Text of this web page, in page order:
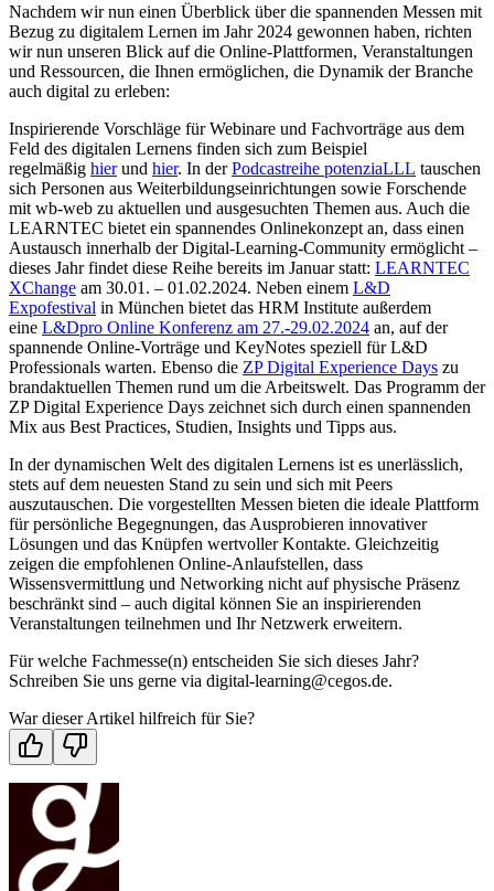
Nachdem wir nun einen Überblick über die spannenden Messen mit
Bezug zu digitalem Lernen im Jahr 2024 gewonnen haben, richten
wir nun unseren Blick auf die Online-Plattformen, Veranstaltungen
und Ressourcen, die Ihnen ermöglichen, die Dynamik der Branche
auch digital zu erleben:
Inspirierende Vorschläge für Webinare und Fachvorträge aus dem
Feld des digitalen Lernens finden sich zum Beispiel
regelmäßig hierund hier. In derPodcastreihe potenziaLLL tauschen
sich Personen aus Weiterbildungseinrichtungen sowie Forschende
mit wb-web zu aktuellen und ausgesuchten Themen aus. Auch die
LEARNTEC bietet ein spannendes Onlinekonzept an, dass einen
Austausch innerhalb der Digital-Learning-Community ermöglicht –
dieses Jahr findet diese Reihe bereits im Januar statt: LEARNTEC
XChange am 30.01. – 01.02.2024. Neben einem L&D
Expofestival in München bietet das HRM Institute außerdem
eine L&Dpro Online Konferenz am 27.-29.02.2024 an, auf der
spannende Online-Vorträge und KeyNotes speziell für L&D
Professionals warten. Ebenso die ZP Digital Experience Days zu
brandaktuellen Themen rund um die Arbeitswelt. Das Programm der
ZP Digital Experience Days zeichnet sich durch einen spannenden
Mix aus Best Practices, Studien, Insights und Tipps aus.
In der dynamischen Welt des digitalen Lernens ist es unerlässlich,
stets auf dem neuesten Stand zu sein und sich mit Peers
auszutauschen. Die vorgestellten Messen bieten die ideale Plattform
für persönliche Begegnungen, das Ausprobieren innovativer
Lösungen und das Knüpfen wertvoller Kontakte. Gleichzeitig
zeigen die empfohlenen Online-Anlaufstellen, dass
Wissensvermittlung und Networking nicht auf physische Präsenz
beschränkt sind – auch digital können Sie an inspirierenden
Veranstaltungen teilnehmen und Ihr Netzwerk erweitern.
Für welche Fachmesse(n) entscheiden Sie sich dieses Jahr?
Schreiben Sie uns gerne via digital-learning@cegos.de.
War dieser Artikel hilfreich für Sie?